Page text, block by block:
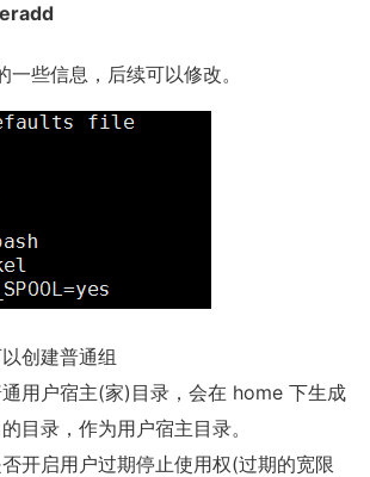
些信息，后续可以修改。
创建普通组
用户宿主(家)目录，会在 home 下生成
目录，作为用户宿主目录。
开启用户过期停止使用权(过期的宽限